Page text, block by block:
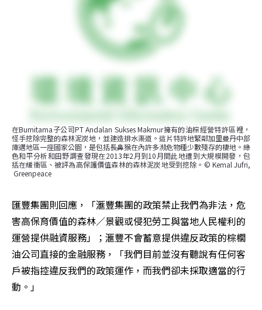
在Bumitama子公司PT Andalan Sukses Makmur擁有的油棕經營特許區裡，
怪手挖除完整的森林泥炭地，並建造排水渠道。這片特許地緊鄰加里曼丹中部
庫邁地區一座國家公園，是包括長鼻猴在內許多瀕危物種少數殘存的棲地。綠
色和平分析和田野調查發現在2013年2月到10月間此地遭到大規模開發，包
括在緩衝區、被評為高保護價值森林的森林泥炭地受到挖除。© Kemal Jufri,
Greenpeace
匯豐集團則回應，「滙豐集團的政策禁止我們為非法，危
害高保育價值的森林／景觀或侵犯勞工與當地人民權利的
運營提供融資服務」；滙豐不會蓄意提供違反政策的棕櫚
油公司直接的金融服務，「我們目前並沒有聽說有任何客
戶被指控違反我們的政策運作，而我們卻未採取適當的行
動。」